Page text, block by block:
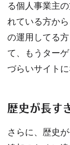
る個人事業主
れている方か
の運用してる
て、もうター
づらいサイトに
歴史が長す
さらに、歴史